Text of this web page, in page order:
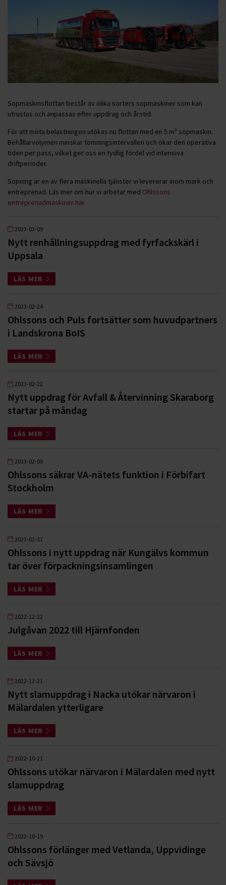
Sopmaskinsflottan består av olika sorters sopmaskiner som kan
utrustas och anpassas efter uppdrag och årstid.
För att möta belastningen utökas nu flottan med en 5 m³ sopmaskin.
Behållarvolymen minskar tömningsintervallen och ökar den operativa
tiden per pass, vilket ger oss en tydlig fördel vid intensiva
driftperioder.
Sopning är en av flera maskinella tjänster vi levererar inom mark och
entreprenad. Läs mer om hur vi arbetar med Ohlssons
entreprenadmaskiner här.
2023-03-09
Nytt renhållningsuppdrag med fyrfackskärl i
Uppsala
LÄS MER
2023-02-24
Ohlssons och Puls fortsätter som huvudpartners
i Landskrona BoIS
LÄS MER
2023-02-22
Nytt uppdrag för Avfall & Återvinning Skaraborg
startar på måndag
LÄS MER
2023-02-09
Ohlssons säkrar VA-nätets funktion i Förbifart
Stockholm
LÄS MER
2023-01-31
Ohlssons i nytt uppdrag när Kungälvs kommun
tar över förpackningsinsamlingen
LÄS MER
2022-12-22
Julgåvan 2022 till Hjärnfonden
LÄS MER
2022-12-21
Nytt slamuppdrag i Nacka utökar närvaron i
Mälardalen ytterligare
LÄS MER
2022-10-21
Ohlssons utökar närvaron i Mälardalen med nytt
slamuppdrag
LÄS MER
2022-10-19
Ohlssons förlänger med Vetlanda, Uppvidinge
och Sävsjö